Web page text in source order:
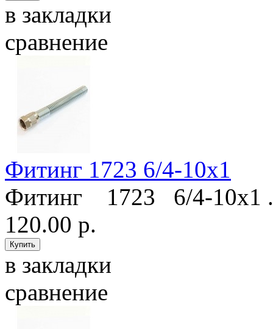
в закладки
сравнение
Фитинг 1723 6/4-10х1
Фитинг 1723 6/4-10х1
120.00 р.
в закладки
сравнение